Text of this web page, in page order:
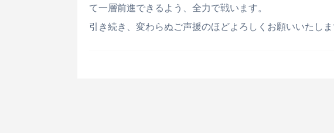
て一層前進できるよう、全力で戦います。
引き続き、変わらぬご声援のほどよろしくお願いいたし